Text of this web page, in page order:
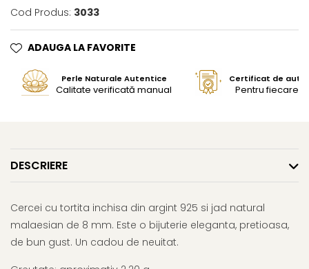
Cod Produs: 3033
ADAUGA LA FAVORITE
Perle Naturale Autentice
Calitate verificată manual
Certificat de
Pentru fiecare
DESCRIERE
Cercei cu tortita inchisa din argint 925 si jad natural
malaesian de 8 mm. Este o bijuterie eleganta, pretioasa,
de bun gust. Un cadou de neuitat.